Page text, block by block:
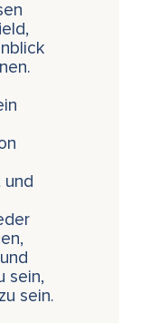
und
sein,
sein.